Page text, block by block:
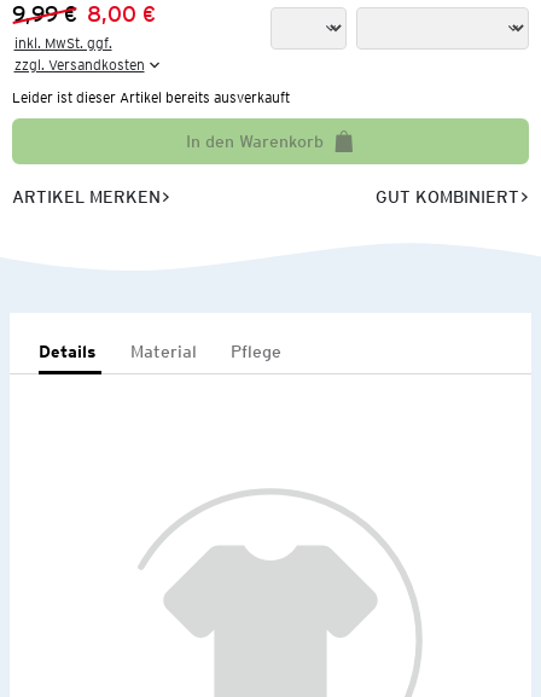
Vorheriger Preis:
9,99 €
Neuer Preis:
8,00 €
inkl. MwSt. ggf.
zzgl. Versandkosten
Leider ist dieser Artikel bereits ausverkauft
In den Warenkorb
ARTIKEL MERKEN GUT KOMBINIERT
Details Material Pflege